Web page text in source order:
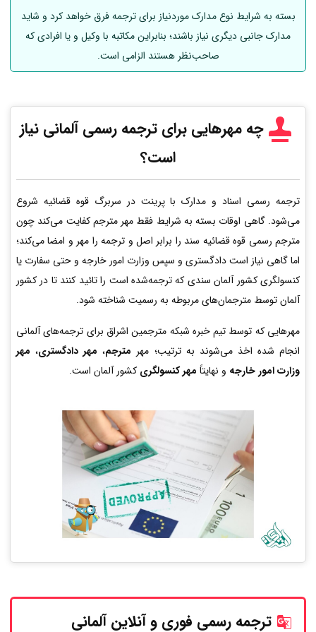
بسته به شرایط نوع مدارک موردنیاز برای ترجمه فرق خواهد کرد و شاید
مدارک جانبی دیگری نیاز باشند؛ بنابراین مکاتبه با وکیل و یا افرادی که
صاحب‌نظر هستند الزامی است.
چه مهرهایی برای ترجمه رسمیآلمانی نیاز
است؟
ترجمه رسمی اسناد و مدارک با پرینت در سربرگ قوه قضائیه شروع
می‌شود. گاهی اوقات بسته به شرایط فقط مهر مترجم کفایت می‌کند چون
مترجم رسمی قوه قضائیه سند را برابر اصل و ترجمه را مهر و امضا می‌کند؛
اما گاهی نیاز است دادگستری و سپس وزارت امور خارجه و حتی سفارت یا
کنسولگری کشور آلمان سندی که ترجمه‌شده است را تائید کنند تا در کشور
آلمان توسط مترجمان‌های مربوطه به رسمیت شناخته شود.
مهرهایی که توسط تیم خبره شبکه مترجمین اشراق برای ترجمه‌های آلمانی
انجام شده اخذ می‌شوند به ترتیب؛ مهر مترجم، مهر دادگستری، مهر
وزارت امور خارجه و نهایتاً مهر کنسولگری کشور آلمان است.
ترجمه رسمی فوری و آنلاینآلمانی